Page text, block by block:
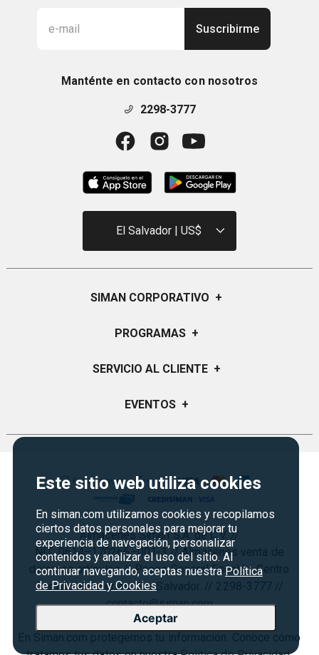
Este sitio web utiliza cookies
En siman.com utilizamos cookies y recopilamos
ciertos datos personales para mejorar tu
experiencia de navegación, personalizar
contenidos y analizar el uso del sitio. Al
continuar navegando, aceptas nuestra Política
de Privacidad y Cookies
Aceptar
Suscribirme
Manténte en contacto con nosotros
2298-3777
El Salvador | US$
SIMAN CORPORATIVO +
Quiénes Somos
Sucursales
PROGRAMAS +
Certificados de Regalo
Credisiman
Vende en Marketplace
SERVICIO AL CLIENTE +
Preguntas Frecuentes
Política de Privacidad
Condiciones ofertas
Derecho de Retracto
Condiciones de uso
Términos y condiciones
EVENTOS +
Regreso a clases
Cyber Monday
Agosto es diversión
Almacenes Siman S.A. de C.V. //
NIT: 0614–170266–001-3 // Almacenes venta de
diversos artículos // Paseo General Escalón, Centro
Comercial Galerías, San Salvador. // 2298-3777 //
contacto@siman.com
En Siman.com protegemos tu información. Conoce cómo